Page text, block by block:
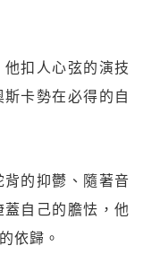
扣人心弦的演技
卡勢在必得的自
的抑鬱、隨著音
自己的膽怯，他
依歸。